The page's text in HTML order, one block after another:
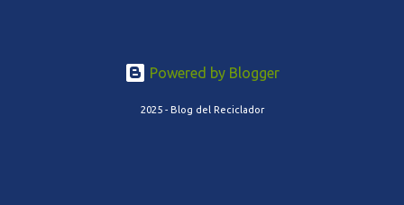
Powered by Blogger
2025 - Blog del Reciclador